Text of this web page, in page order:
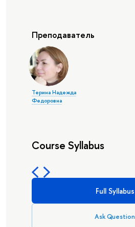
Преподаватель
Терина Надежда
Федоровна
Course Syllabus
Full Syllabus
Ask Question